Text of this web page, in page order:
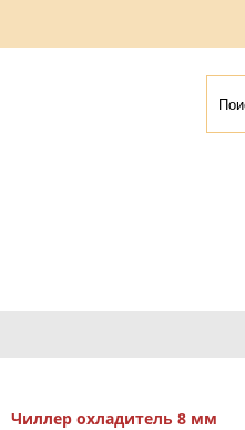
Чиллер охладитель 8 мм